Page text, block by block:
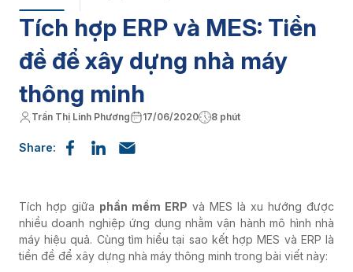
Tích hợp ERP và MES: Tiền
đề để xây dựng nhà máy
thông minh
Trần Thị Linh Phương 17/06/2020 8 phút
Share:
Tích hợp giữa phần mềm ERP và MES là xu hướng được
nhiều doanh nghiệp ứng dụng nhằm vận hành mô hình nhà
máy hiệu quả. Cùng tìm hiểu tại sao kết hợp MES và ERP là
tiền đề để xây dựng nhà máy thông minh trong bài viết này: